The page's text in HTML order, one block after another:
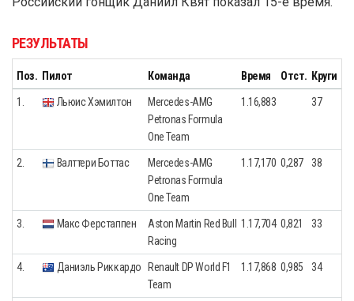
РЕЗУЛЬТАТЫ
Поз. Пилот Команда Время Отст. Круги
1. Льюис Хэмилтон
Mercedes-AMG
Petronas Formula
One Team
1.16,883 37
2. Валттери Боттас
Mercedes-AMG
Petronas Formula
One Team
1.17,170 0,287 38
3. Макс Ферстаппен
Aston Martin Red Bull
Racing
1.17,704 0,821 33
4. Даниэль Риккардо Renault DP World F1
Team
1.17,868 0,985 34